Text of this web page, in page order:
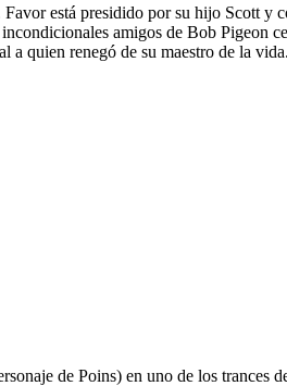
está presidido por su hijo Scott y
amigos de Bob Pigeon
a quien renegó de su maestro de la vida.
de Poins) en uno de los trances